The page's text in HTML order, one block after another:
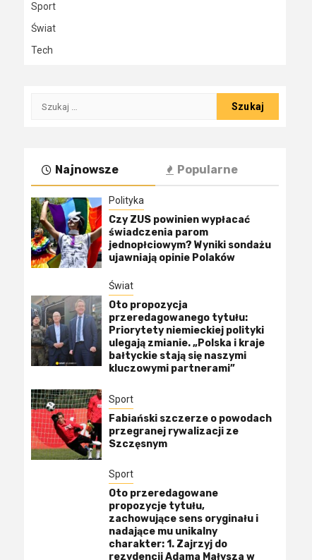
Sport
Świat
Tech
Szukaj:
Najnowsze Popularne
Polityka
Czy ZUS powinien wypłacać
świadczenia parom
jednopłciowym? Wyniki sondażu
ujawniają opinie Polaków
Świat
Oto propozycja
przeredagowanego tytułu:
Priorytety niemieckiej polityki
ulegają zmianie. „Polska i kraje
bałtyckie stają się naszymi
kluczowymi partnerami”
Sport
Fabiański szczerze o powodach
przegranej rywalizacji ze
Szczęsnym
Sport
Oto przeredagowane
propozycje tytułu,
zachowujące sens oryginału i
nadające mu unikalny
charakter: 1. Zajrzyj do
rezydencji Adama Małysza w